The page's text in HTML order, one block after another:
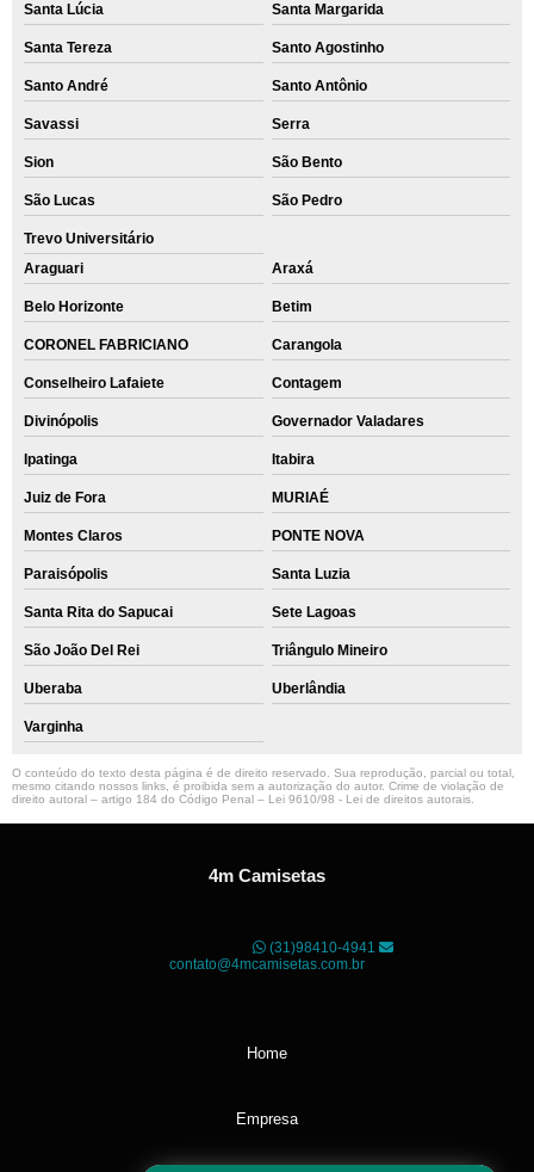
Santa Lúcia Santa Margarida
Santa Tereza Santo Agostinho
Santo André Santo Antônio
Savassi Serra
Sion São Bento
São Lucas São Pedro
Trevo Universitário
Araguari
Araxá
Belo Horizonte Betim
CORONEL FABRICIANO Carangola
Conselheiro Lafaiete Contagem
Divinópolis Governador Valadares
Ipatinga Itabira
Juiz de Fora MURIAÉ
Montes Claros PONTE NOVA
Paraisópolis Santa Luzia
Santa Rita do Sapucai Sete Lagoas
São João Del Rei Triângulo Mineiro
Uberaba Uberlândia
Varginha
O conteúdo do texto desta página é de direito reservado. Sua reprodução, parcial ou total,
mesmo citando nossos links, é proibida sem a autorização do autor. Crime de violação de
direito autoral – artigo 184 do Código Penal – Lei 9610/98 - Lei de direitos autorais
4m Camisetas
(31)98410-4941
contato@4mcamisetas.com.br
Home
Empresa